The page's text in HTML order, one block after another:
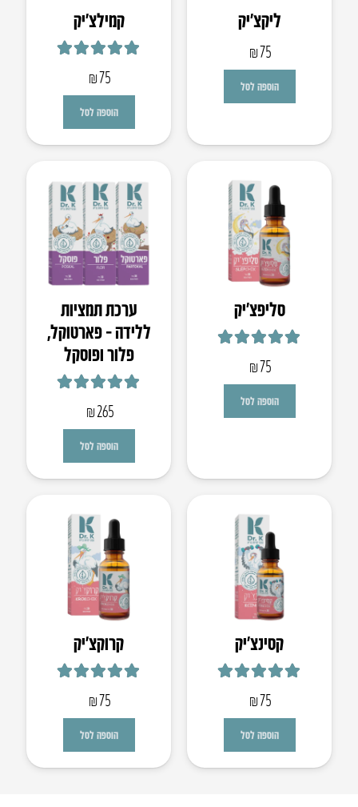
ליקצ’יק
₪75
הוספה לסל
קמילצ’יק
₪75
הוספה לסל
סליפצ’יק
₪75
הוספה לסל
ערכת תמציות
ללידה – פארטוקל,
פלור ופוסקל
₪265
הוספה לסל
קסינצ’יק
₪75
הוספה לסל
קרוקצ׳יק
₪75
הוספה לסל